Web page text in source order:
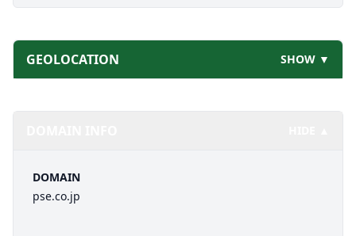
GEOLOCATION SHOW ▼
DOMAIN
pse.co.jp